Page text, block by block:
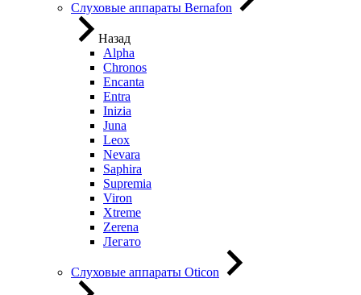
Слуховые аппараты Bernafon
Назад
Alpha
Chronos
Encanta
Entra
Inizia
Juna
Leox
Nevara
Saphira
Supremia
Viron
Xtreme
Zerena
Легато
Слуховые аппараты Oticon